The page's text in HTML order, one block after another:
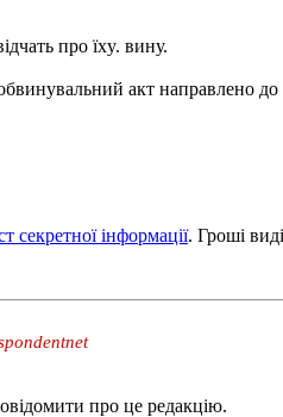
про їхy. вину.
акт направлено до
секретної інформації. Гроші
про це редакцію.